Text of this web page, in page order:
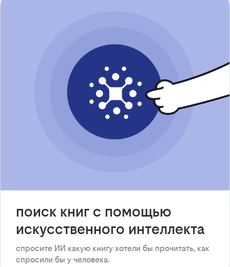
поиск книг с помощью
искусственного интеллекта
спросите ИИ какую книгу хотели бы прочитать, как
спросили бы у человека.